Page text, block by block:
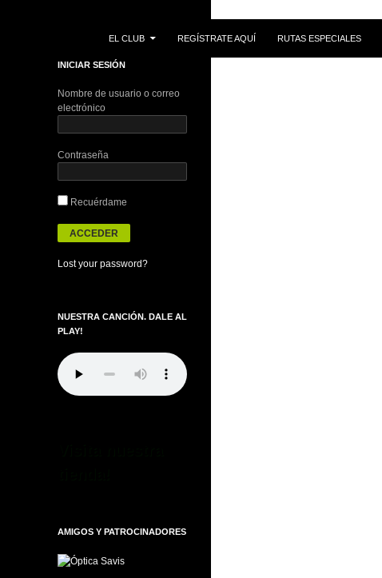
EL CLUB
REGÍSTRATE AQUÍ RUTAS ESPECIALES
INICIAR SESIÓN
Nombre de usuario o correo
electrónico
Contraseña
Recuérdame
Lost your password?
NUESTRA CANCIÓN. DALE AL
PLAY!
AMIGOS Y PATROCINADORES